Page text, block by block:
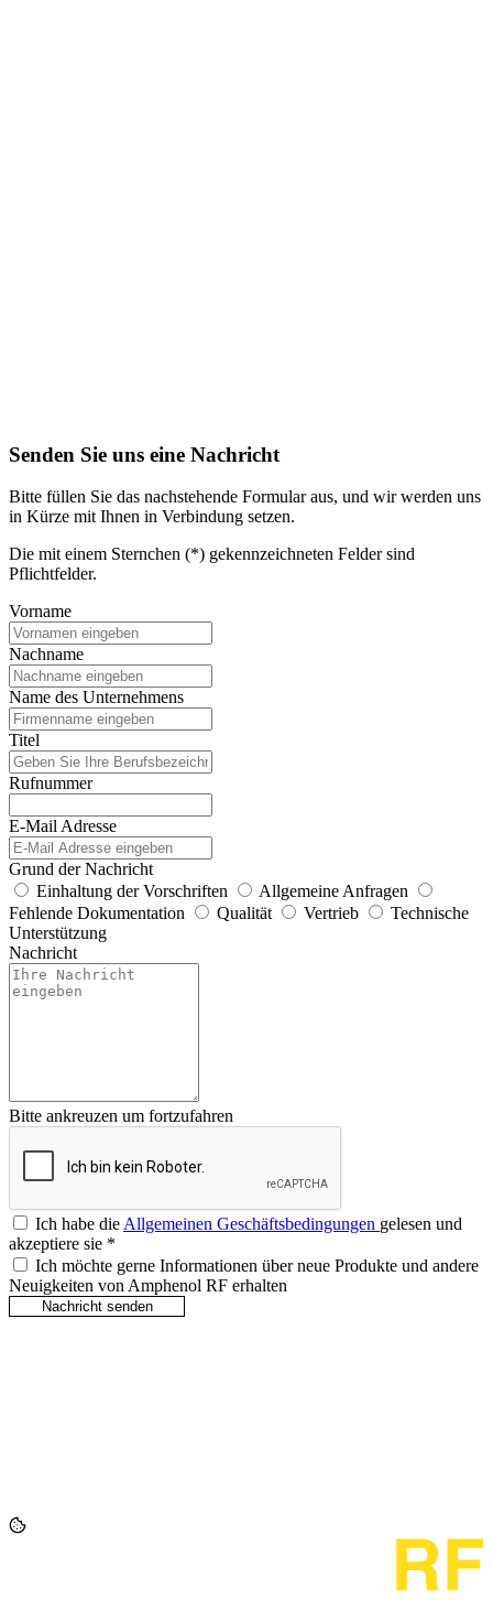
Senden Sie uns eine Nachricht
Bitte füllen Sie das nachstehende Formular aus, und wir werden uns
in Kürze mit Ihnen in Verbindung setzen.
Die mit einem Sternchen (*) gekennzeichneten Felder sind
Pflichtfelder.
Vorname
Nachname
Name des Unternehmens
Titel
Rufnummer
E-Mail Adresse
Grund der Nachricht
Einhaltung der Vorschriften
Allgemeine Anfragen
Fehlende Dokumentation
Qualität Vertrieb
Technische
Unterstützung
Nachricht
Bitte ankreuzen um fortzufahren
Ich habe dieAllgemeinen Geschäftsbedingungen gelesen und
akzeptiere sie *
Ich möchte gerne Informationen über neue Produkte und andere
Neuigkeiten von Amphenol RF erhalten